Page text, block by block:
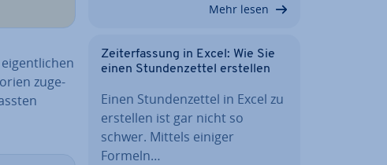
zu­ge­
Mehr lesen
Zeit­er­fas­sung in Excel: Wie Sie
einen Stun­den­zet­tel erstellen
Einen Stun­den­zet­tel in Excel zu
erstellen ist gar nicht so
schwer. Mittels einiger
Formeln…